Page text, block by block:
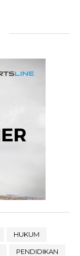
HUKUM
PENDIDIKAN